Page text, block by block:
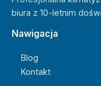
biura z 10-letnim
Nawigacja
Blog
Kontakt